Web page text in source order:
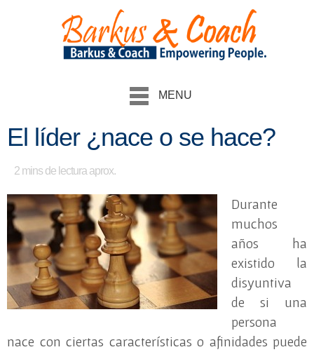
MENU
El líder ¿nace o se hace?
2 mins de lectura aprox.
Durante
muchos
años ha
existido la
disyuntiva
de si una
persona
nace con ciertas características o afinidades puede